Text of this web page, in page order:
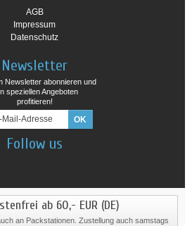
AGB
Impressum
Datenschutz
Newsletter
Newsletter abonnieren und
speziellen Angeboten
profitieren!
Follow us
ab 60,- EUR (DE)
an Packstationen. Zustellung auch samstags